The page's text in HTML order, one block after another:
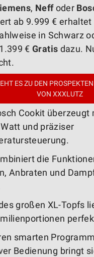
, Neffoder
ab 9.999 € erhaltet
in Schwarz
€Gratis dazu.
ES ZU DEN
VON XXXLUTZ
Cookit
und präziser
die
Anbraten und
großen XL-Topfs
smarten
Bedienung bringt